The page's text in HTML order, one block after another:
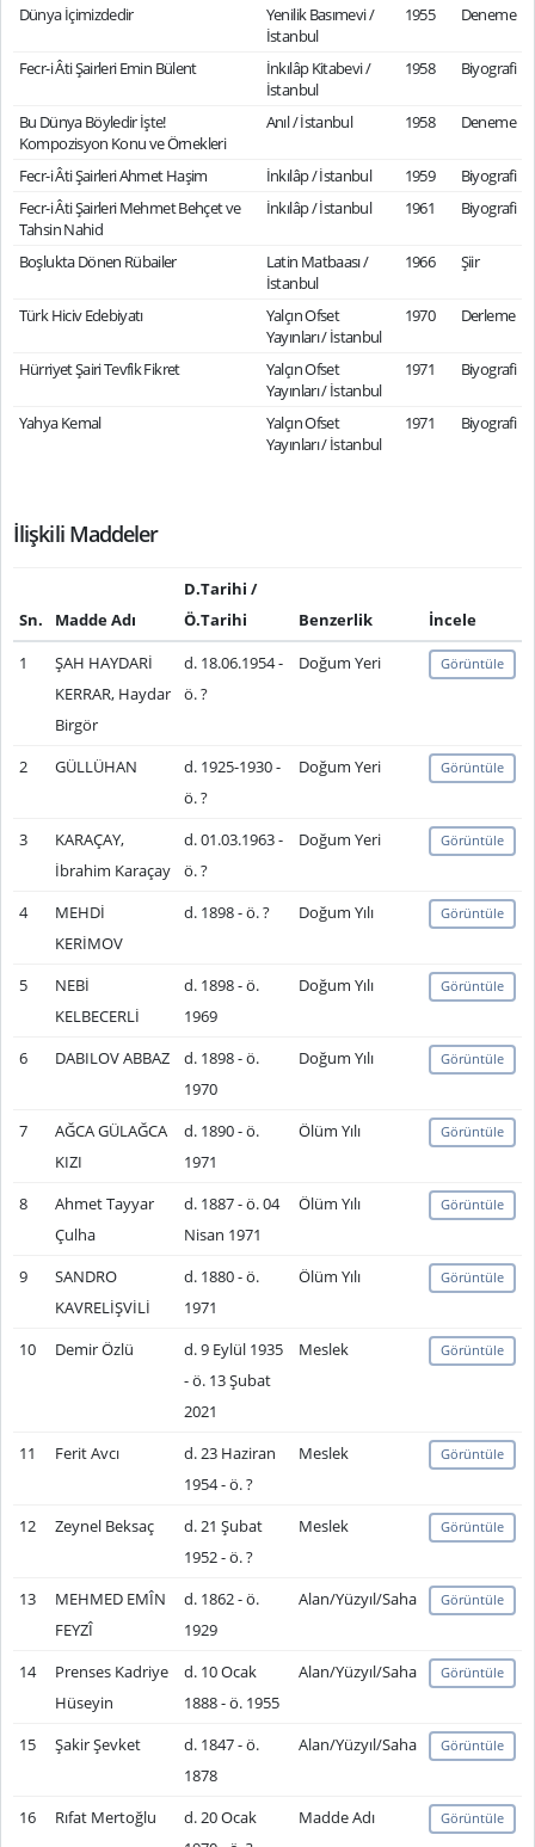
Dünya İçimizdedir
Yenilik Basımevi /
İstanbul
1955 Deneme
Fecr-i Âti Şairleri Emin Bülent
İnkılâp Kitabevi /
İstanbul
1958 Biyografi
Bu Dünya Böyledir İşte!
Kompozisyon Konu ve Örnekleri
Anıl / İstanbul 1958 Deneme
Fecr-i Âti Şairleri Ahmet Haşim İnkılâp / İstanbul 1959
Biyografi
Fecr-i Âti Şairleri Mehmet Behçet ve
Tahsin Nahid
İnkılâp / İstanbul 1961 Biyografi
Boşlukta Dönen Rübailer
Latin Matbaası /
İstanbul
1966 Şiir
Türk Hiciv Edebiyatı
Yalçın Ofset
Yayınları / İstanbul
1970 Derleme
Hürriyet Şairi Tevfik Fikret
Yalçın Ofset
Yayınları / İstanbul
1971 Biyografi
Yahya Kemal
Yalçın Ofset
Yayınları / İstanbul
1971 Biyografi
İlişkili Maddeler
Sn. Madde Adı
D.Tarihi /
Ö.Tarihi
Benzerlik
İncele
1
ŞAH HAYDARİ
KERRAR, Haydar
Birgör
d. 18.06.1954 -
ö. ?
Doğum Yeri Görüntüle
2 GÜLLÜHAN
d. 1925-1930 -
ö. ?
Doğum Yeri Görüntüle
3
KARAÇAY,
İbrahim Karaçay
d. 01.03.1963 -
ö. ?
Doğum Yeri Görüntüle
4
MEHDİ
KERİMOV
d. 1898 - ö. ? Doğum Yılı Görüntüle
5
NEBİ
KELBECERLİ
d. 1898 - ö.
1969
Doğum Yılı Görüntüle
6 DABILOV ABBAZ
d. 1898 - ö.
1970
Doğum Yılı Görüntüle
7
AĞCA GÜLAĞCA
KIZI
d. 1890 - ö.
1971
Ölüm Yılı Görüntüle
8
Ahmet Tayyar
Çulha
d. 1887 - ö. 04
Nisan 1971
Ölüm Yılı Görüntüle
9
SANDRO
KAVRELİŞVİLİ
d. 1880 - ö.
1971
Ölüm Yılı Görüntüle
10 Demir Özlü
d. 9 Eylül 1935
- ö. 13 Şubat
2021
Meslek Görüntüle
11 Ferit Avcı
d. 23 Haziran
1954 - ö. ?
Meslek Görüntüle
12 Zeynel Beksaç
d. 21 Şubat
1952 - ö. ?
Meslek Görüntüle
13
MEHMED EMÎN
FEYZÎ
d. 1862 - ö.
1929
Alan/Yüzyıl/Saha Görüntüle
14
Prenses Kadriye
Hüseyin
d. 10 Ocak
1888 - ö. 1955
Alan/Yüzyıl/Saha Görüntüle
15 Şakir Şevket
d. 1847 - ö.
1878
Alan/Yüzyıl/Saha Görüntüle
16 Rıfat Mertoğlu
d. 20 Ocak
Madde Adı Görüntüle